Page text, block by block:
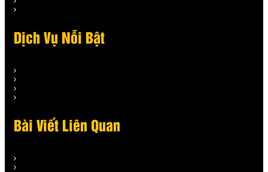
Dịch Vụ Nỗi Bật
Bài Viết Liên Quan